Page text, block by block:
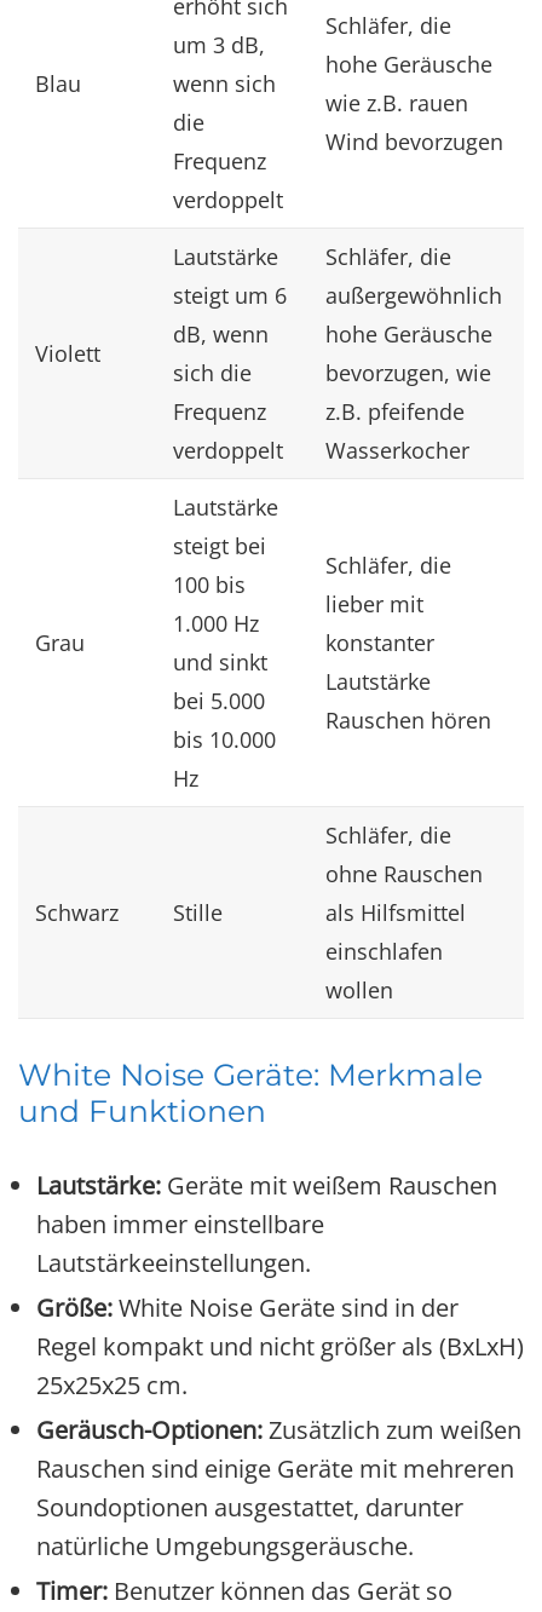
Blau
erhöht sich
um 3 dB,
wenn sich
die
Frequenz
verdoppelt
Schläfer, die
hohe Geräusche
wie z.B. rauen
Wind bevorzugen
Violett
Lautstärke
steigt um 6
dB, wenn
sich die
Frequenz
verdoppelt
Schläfer, die
außergewöhnlich
hohe Geräusche
bevorzugen, wie
z.B. pfeifende
Wasserkocher
Grau
Lautstärke
steigt bei
100 bis
1.000 Hz
und sinkt
bei 5.000
bis 10.000
Hz
Schläfer, die
lieber mit
konstanter
Lautstärke
Rauschen hören
Schwarz Stille
Schläfer, die
ohne Rauschen
als Hilfsmittel
einschlafen
wollen
White Noise Geräte: Merkmale
und Funktionen
Lautstärke: Geräte mit weißem Rauschen
haben immer einstellbare
Lautstärkeeinstellungen.
Größe:White Noise Geräte sind in der
Regel kompakt und nicht größer als (BxLxH)
25x25x25 cm.
Geräusch-Optionen:Zusätzlich zum weißen
Rauschen sind einige Geräte mit mehreren
Soundoptionen ausgestattet, darunter
natürliche Umgebungsgeräusche.
Timer: Benutzer können das Gerät so